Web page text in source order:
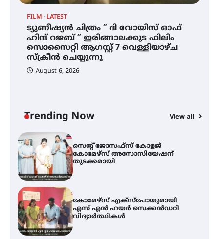
FILM LATEST
ട്യുണീഷ്യൻ ചിത്രം ” ദി വോയിസ് ഓഫ്
ഹിന്ദ് റജബ് ” ഇരിങ്ങാലക്കുട ഫിലിം
സൊസൈറ്റി ആഗസ്റ്റ് 7 വെള്ളിയാഴ്ച
സ്‌ക്രീൻ ചെയ്യുന്നു
August 6, 2026
Trending Now View all
ഐ.ഐ.ടി മദ്രാസ്സിൽ നിന്നും
ഡോക്ടറേറ്റ് – ഇരിങ്ങാലക്കുട
സ്വദേശി ആതിര എം കെ യുടെ
നേട്ടം പ്രതിസന്ധികളോട് പൊരുതി
വെള്ളിയാഴ്ച സ്‌ക്രീൻ ചെയ്യുന്നു
സെന്റ് ജോസഫ്സ് കോളജ്
കോമേഴ്‌സ് അസോസിയേഷന്
തുടക്കമായി
കോമേഴ്സ് എക്സ്പോയുമായി
എസ് എൻ ഹയർ സെക്കൻഡറി
വിദ്യാർത്ഥികൾ